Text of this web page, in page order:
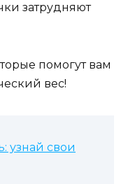
затрудняют
помогут вам
вес!
узнай свои